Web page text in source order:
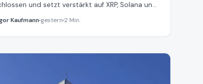
und setzt verstärkt auf XRP, Solana und
Kaufmann gestern 2 Min.